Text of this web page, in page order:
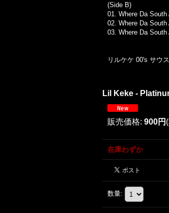
(Side B)
01. Where Da South
02. Where Da South
03. Where Da
リルケケ 00's サウス
Lil Keke -
販売価格: 900円
在庫わずか
数量: